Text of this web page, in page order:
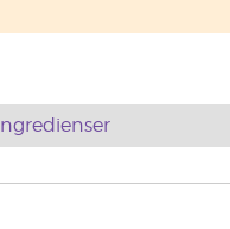
Ingredienser